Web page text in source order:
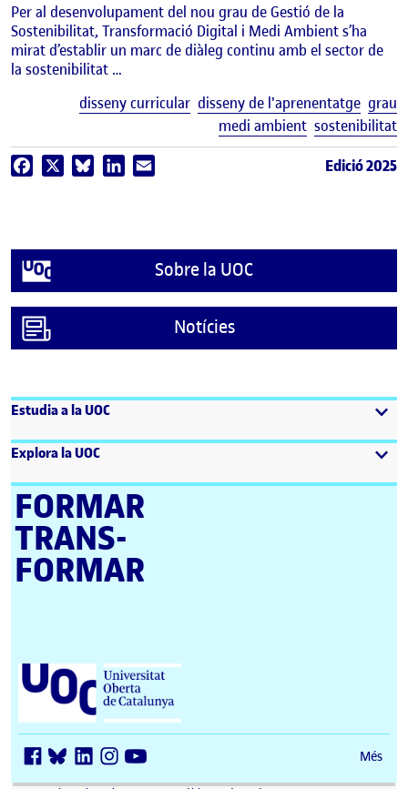
Per al desenvolupament del nou grau de Gestió de la
Sostenibilitat, Transformació Digital i Medi Ambient s’ha
mirat d’establir un marc de diàleg continu amb el sector de
la sostenibilitat …
disseny curricular disseny de l'aprenentatge grau
medi ambient sostenibilitat
Facebook BlueskyLinkedIn Edició 2025
Sobre la UOC
Notícies
Estudia a la UOC
Explora la UOC
FORMAR
TRANS­
FORMAR
Universitat Oberta de Catalunya (UOC)
Més